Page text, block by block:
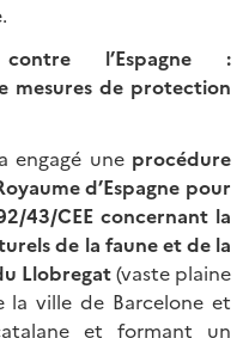
l’Espagne
:
mesures de protection
engagé une procédure
d’Espagne pour
43/CEE concernant la
de la faune et de la
Llobregat(vaste plaine
ville de Barcelone et
et formant un